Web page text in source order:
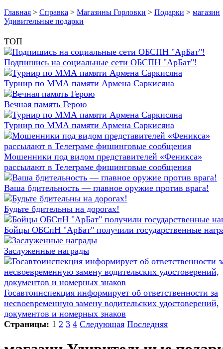
Главная > Справка > Магазины Горловки > Подарки > магазин
Удивительные подарки
ТОП
Подпишись на социальные сети ОБСПН "АрБат"!
Турнир по ММА памяти Армена Саркисяна
Вечная память Герою
Турнир по ММА памяти Армена Саркисяна
Мошенники под видом представителей «Феникса»
рассылают в Телеграме фишинговые сообщения
Ваша бдительность — главное оружие против врага!
Будьте бдительны на дорогах!
Бойцы ОБСпН "АрБат" получили государственные
Заслуженные награды
Госавтоинспекция информирует об ответственности за
несвоевременную замену водительских удостоверений,
документов и номерных знаков
Страницы: 1 2 3 4 Следующая Последняя